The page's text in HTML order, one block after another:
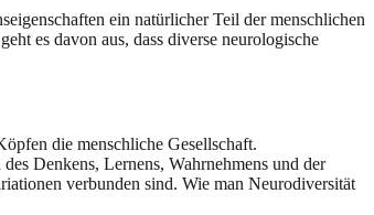
ein natürlicher Teil der menschlichen
es davon aus, dass diverse neurologische
die menschliche Gesellschaft.
Denkens, Lernens, Wahrnehmens und der
verbunden sind. Wie man Neurodiversität